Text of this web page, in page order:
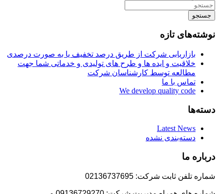
جستجو
نوشته‌های تازه
بازاریابی شرکت از طریق درصد تخفیف یا به صورت درصدی
خلاقیت و ایده ها و طرح های تولیدی و خدماتی شما جهت
مطالعه توسط کارشناسان شرکت
تماس با ما
We develop quality code
دسته‌ها
Latest News
دسته‌بندی نشده
درباره ما
شماره تلفن ثابت شرکت: 02136737695